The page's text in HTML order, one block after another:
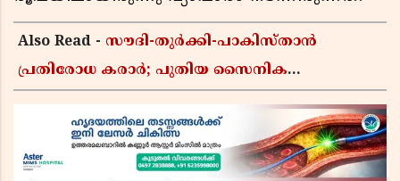
Also Read - സൗദി-തുർക്കി-പാകിസ്താൻ
പ്രതിരോധ കരാർ; പുതിയ സൈനിക